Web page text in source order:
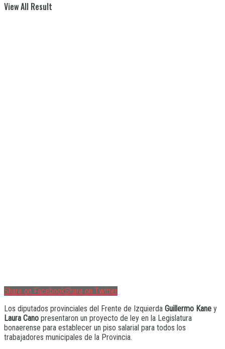
View All Result
Share on FacebookShare on Twitter
Los diputados provinciales del Frente de Izquierda Guillermo Kane y
Laura Cano presentaron un proyecto de ley en la Legislatura
bonaerense para establecer un piso salarial para todos los
trabajadores municipales de la Provincia.